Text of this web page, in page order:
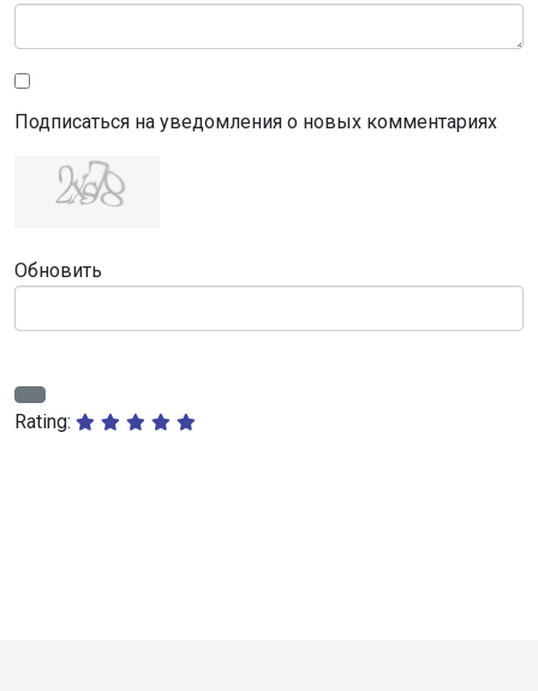
Подписаться на уведомления о новых комментариях
Обновить
Rating: